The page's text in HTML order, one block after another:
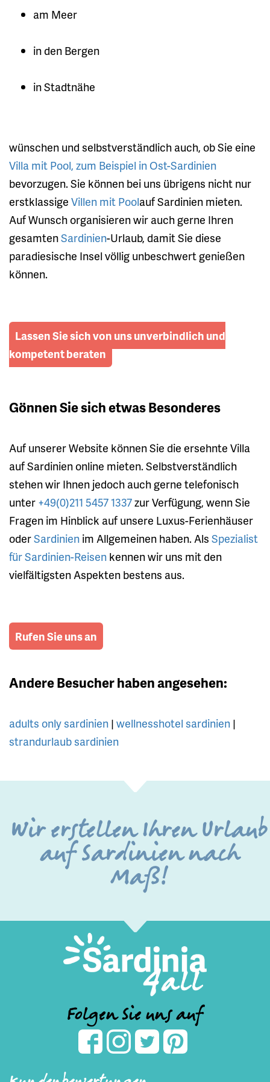
am Meer
in den Bergen
in Stadtnähe
wünschen und selbstverständlich auch, ob Sie eine
Villa mit Pool, zum Beispiel in Ost-Sardinien
bevorzugen. Sie können bei uns übrigens nicht nur
erstklassige Villen mit Poolauf Sardinien mieten.
Auf Wunsch organisieren wir auch gerne Ihren
gesamtenSardinien-Urlaub, damit Sie diese
paradiesische Insel völlig unbeschwert genießen
können.
Lassen Sie sich von uns unverbindlich und
kompetent beraten
Gönnen Sie sich etwas Besonderes
Auf unserer Website können Sie die ersehnte Villa
auf Sardinien online mieten. Selbstverständlich
stehen wir Ihnen jedoch auch gerne telefonisch
unter +49(0)211 5457 1337zur Verfügung, wenn Sie
Fragen im Hinblick auf unsere Luxus-Ferienhäuser
oderSardinien im Allgemeinen haben. Als Spezialist
für Sardinien-Reisen kennen wir uns mit den
vielfältigsten Aspekten bestens aus.
Rufen Sie uns an
Andere Besucher haben angesehen:
adults only sardinien | wellnesshotel sardinien |
strandurlaub sardinien
Wir erstellen Ihren Urlaub
auf Sardinien nach
Maß!
Folgen Sie uns auf